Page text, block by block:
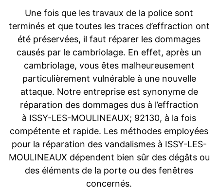
Une fois que les travaux de la police sont
terminés et que toutes les traces d’effraction ont
été préservées, il faut réparer les dommages
causés par le cambriolage. En effet, après un
cambriolage, vous êtes malheureusement
particulièrement vulnérable à une nouvelle
attaque. Notre entreprise est synonyme de
réparation des dommages dus à l’effraction
à ISSY-LES-MOULINEAUX; 92130, à la fois
compétente et rapide. Les méthodes employées
pour la réparation des vandalismes à ISSY-LES-
MOULINEAUX dépendent bien sûr des dégâts ou
des éléments de la porte ou des fenêtres
concernés.